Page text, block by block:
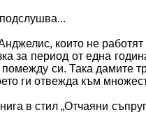
които не
за период от една
си. Така дамите
ги отвежда към
в стил „Отчаяни